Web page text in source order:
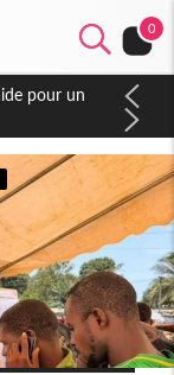
0
pour un